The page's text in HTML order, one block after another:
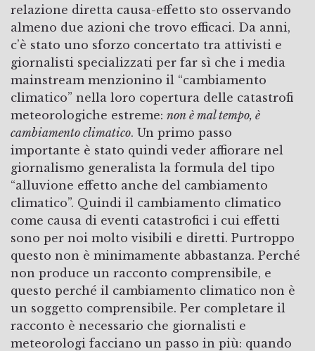
relazione diretta causa-effetto sto osservando
almeno due azioni che trovo efficaci. Da anni,
c’è stato uno sforzo concertato tra attivisti e
giornalisti specializzati per far sì che i media
mainstream menzionino il “cambiamento
climatico” nella loro copertura delle catastrofi
meteorologiche estreme: non è mal tempo, è
cambiamento climatico. Un primo passo
importante è stato quindi veder affiorare nel
giornalismo generalista la formula del tipo
“alluvione effetto anche del cambiamento
climatico”. Quindi il cambiamento climatico
come causa di eventi catastrofici i cui effetti
sono per noi molto visibili e diretti. Purtroppo
questo non è minimamente abbastanza. Perché
non produce un racconto comprensibile, e
questo perché il cambiamento climatico non è
un soggetto comprensibile. Per completare il
racconto è necessario che giornalisti e
meteorologi facciano un passo in più: quando